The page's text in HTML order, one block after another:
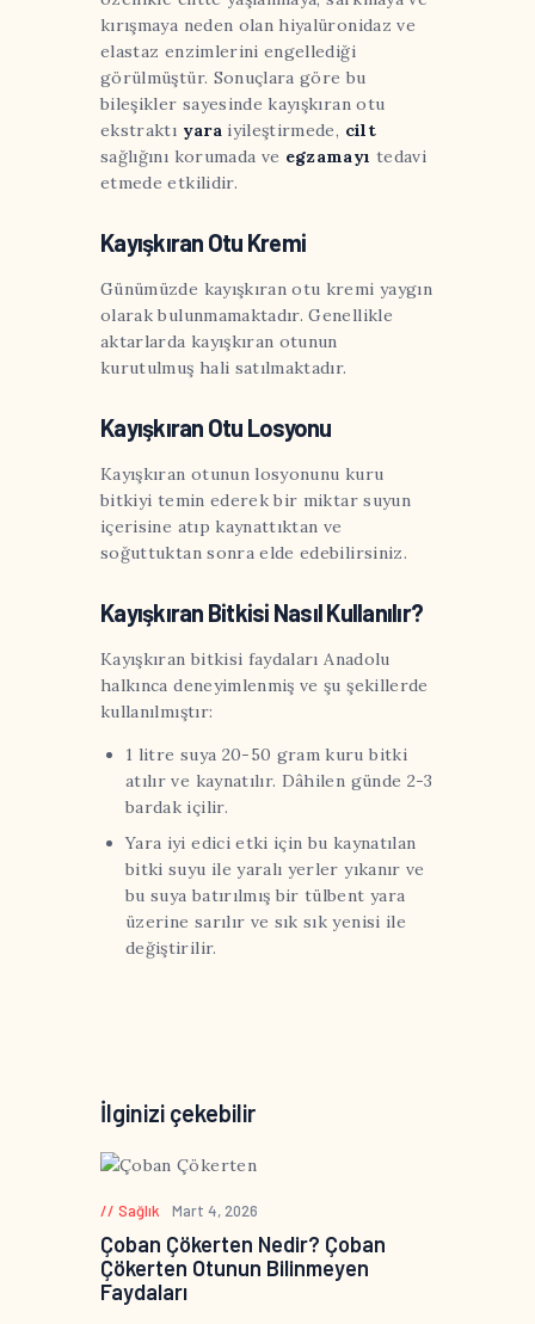
kırışmaya neden olan hiyalüronidaz ve
elastaz enzimlerini engellediği
görülmüştür. Sonuçlara göre bu
bileşikler sayesinde kayışkıran otu
ekstraktı yaraiyileştirmede, cilt
sağlığını korumada ve egzamayı tedavi
etmede etkilidir.
Kayışkıran Otu Kremi
Günümüzde kayışkıran otu kremi yaygın
olarak bulunmamaktadır. Genellikle
aktarlarda kayışkıran otunun
kurutulmuş hali satılmaktadır.
Kayışkıran Otu Losyonu
Kayışkıran otunun losyonunu kuru
bitkiyi temin ederek bir miktar suyun
içerisine atıp kaynattıktan ve
soğuttuktan sonra elde edebilirsiniz.
Kayışkıran Bitkisi Nasıl Kullanılır?
Kayışkıran bitkisi faydaları Anadolu
halkınca deneyimlenmiş ve şu şekillerde
kullanılmıştır:
1 litre suya 20-50 gram kuru bitki
atılır ve kaynatılır. Dâhilen günde 2-3
bardak içilir.
Yara iyi edici etki için bu kaynatılan
bitki suyu ile yaralı yerler yıkanır ve
bu suya batırılmış bir tülbent yara
üzerine sarılır ve sık sık yenisi ile
değiştirilir.
İlginizi çekebilir
Sağlık Mart 4, 2026
Çoban Çökerten Nedir? Çoban
Çökerten Otunun Bilinmeyen
Faydaları